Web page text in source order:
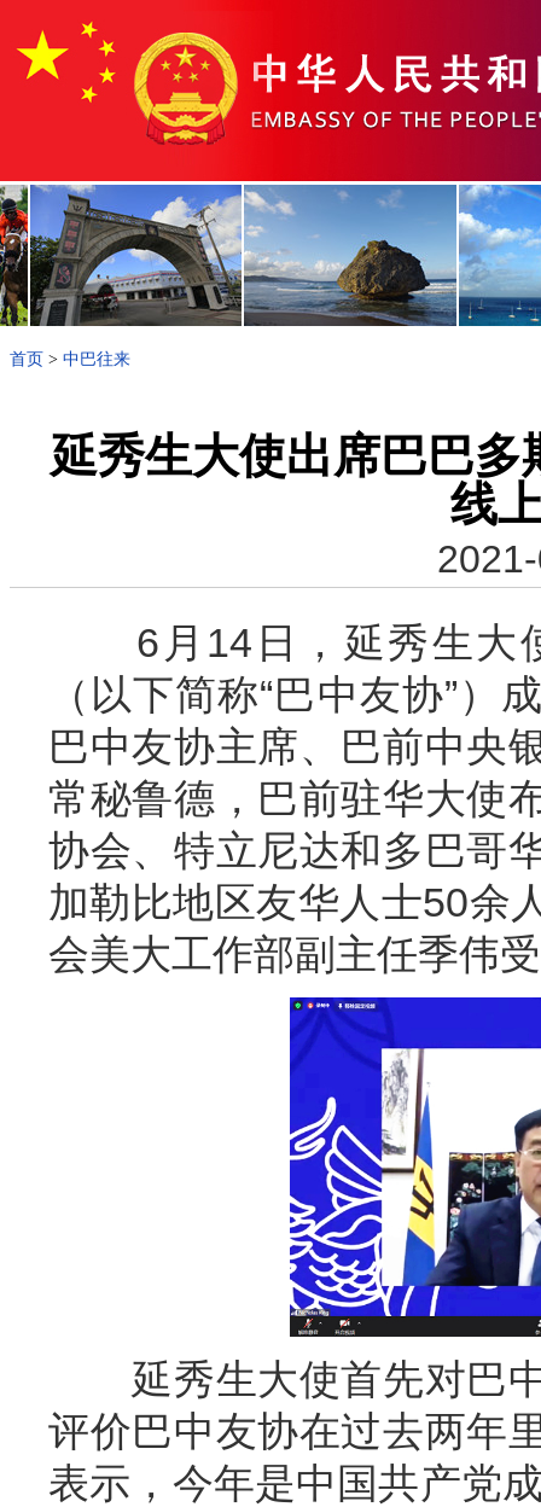
首页 > 中巴往来
延秀生大使出席巴巴
线
6月14日，延秀生大
（以下简称“巴中友协”
巴中友协主席、巴前中央
常秘鲁德，巴前驻华大使
协会、特立尼达和多巴哥
加勒比地区友华人士50余
会美大工作部副主任季伟
延秀生大使首先对巴中
评价巴中友协在过去两年
表示，今年是中国共产党